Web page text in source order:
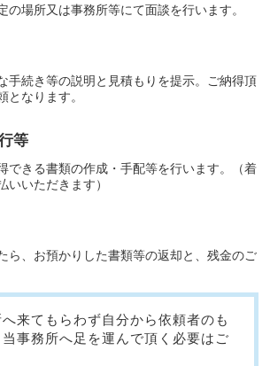
の場所又は事務所等にて面談を行います。
手続き等の説明と見積もりを提示。ご納得頂
となります。
等
できる書類の作成・手配等を行います。（着
いいただきます）
ら、お預かりした書類等の返却と、残金のご
来てもらわず自分から依頼者のも
事務所へ足を運んで頂く必要はご